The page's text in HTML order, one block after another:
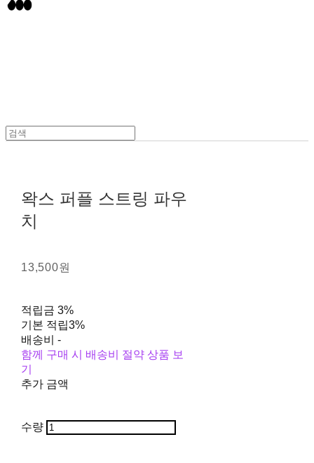
왁스 퍼플 스트링 파우
치
13,500원
적립금 3%
기본 적립3%
배송비 -
함께 구매 시 배송비 절약 상품 보
기
추가 금액
수량